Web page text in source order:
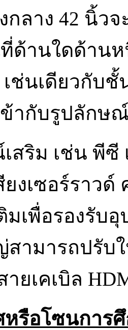
กลาง 42 นิ้ว
ด้านใดด้าน
ช่นเดียวกับ
ข้ากับรูปลักษ
สริม เช่น พีซี
ยงเซอร์ราว
ติมเพื่อรองรั
สามารถปรับ
ายเคเบิล
รือโซนการ